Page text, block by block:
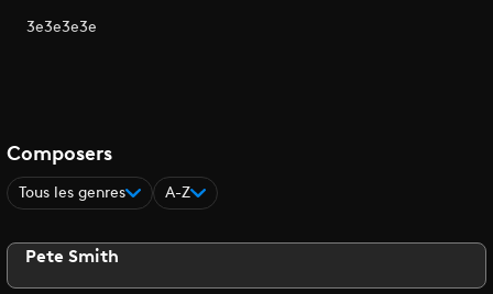
3e3e3e3e
Composers
Tous les genres A-Z
Pete Smith